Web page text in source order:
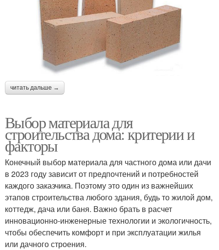
читать дальше →
Выбор материала для
строительства дома: критерии и
факторы
Конечный выбор материала для частного дома или дачи
в 2023 году зависит от предпочтений и потребностей
каждого заказчика. Поэтому это один из важнейших
этапов строительства любого здания, будь то жилой дом,
коттедж, дача или баня. Важно брать в расчет
инновационно-инженерные технологии и экологичность,
чтобы обеспечить комфорт и при эксплуатации жилья
или дачного строения.